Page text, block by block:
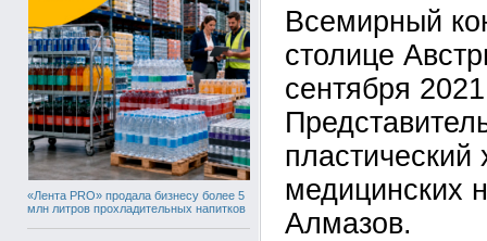
«Лента PRO» продала бизнесу более 5
млн литров прохладительных напитков
Всемирный
столице
сентября
пластический
медицинских
Алмазов.